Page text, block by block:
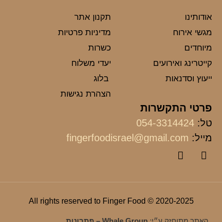
אודותינו
מגשי אירוח
מיוחדים
קייטרינג ואירועים
ייעוץ וסדנאות
תקנון אתר
מדיניות פרטיות
כשרות
יעדי משלוח
בלוג
הצהרת נגישות
פרטי התקשרות
טל: 054-3314424
מייל: fingerfoodisrael@gmail.com
2020-2025 © All rights reserved to Finger Food